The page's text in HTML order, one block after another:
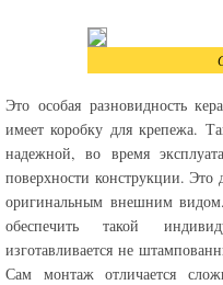
Это особая разновидность
имеет коробку для крепежа.
надежной, во время
поверхности конструкции. Это
оригинальным внешним
обеспечить такой
изготавливается не
Сам монтаж отличается